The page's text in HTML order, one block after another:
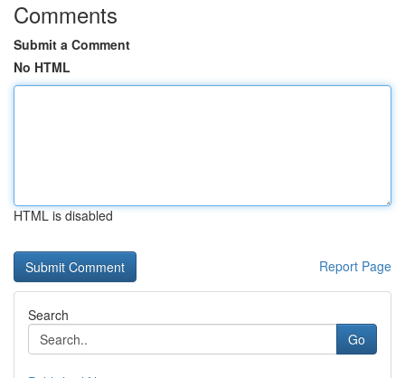
Comments
Submit a Comment
No HTML
HTML is disabled
Report Page
Search
Go